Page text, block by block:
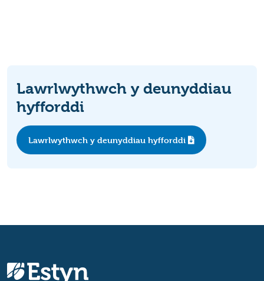
Lawrlwythwch y deunyddiau
hyfforddi
Lawrlwythwch y deunyddiau hyfforddi